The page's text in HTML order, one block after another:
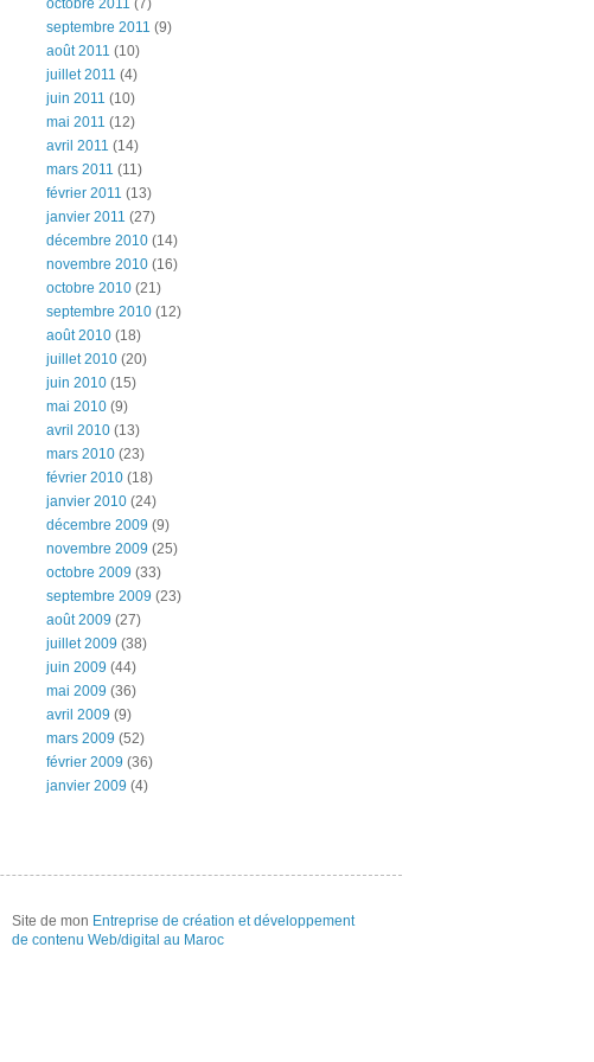
octobre 2011 (7)
septembre 2011 (9)
août 2011 (10)
juillet 2011 (4)
juin 2011 (10)
mai 2011 (12)
avril 2011 (14)
mars 2011 (11)
février 2011 (13)
janvier 2011 (27)
décembre 2010 (14)
novembre 2010 (16)
octobre 2010 (21)
septembre 2010 (12)
août 2010 (18)
juillet 2010 (20)
juin 2010 (15)
mai 2010 (9)
avril 2010 (13)
mars 2010 (23)
février 2010 (18)
janvier 2010 (24)
décembre 2009 (9)
novembre 2009 (25)
octobre 2009 (33)
septembre 2009 (23)
août 2009 (27)
juillet 2009 (38)
juin 2009 (44)
mai 2009 (36)
avril 2009 (9)
mars 2009 (52)
février 2009 (36)
janvier 2009 (4)
Site de mon Entreprise de création et développement
de contenu Web/digital au Maroc